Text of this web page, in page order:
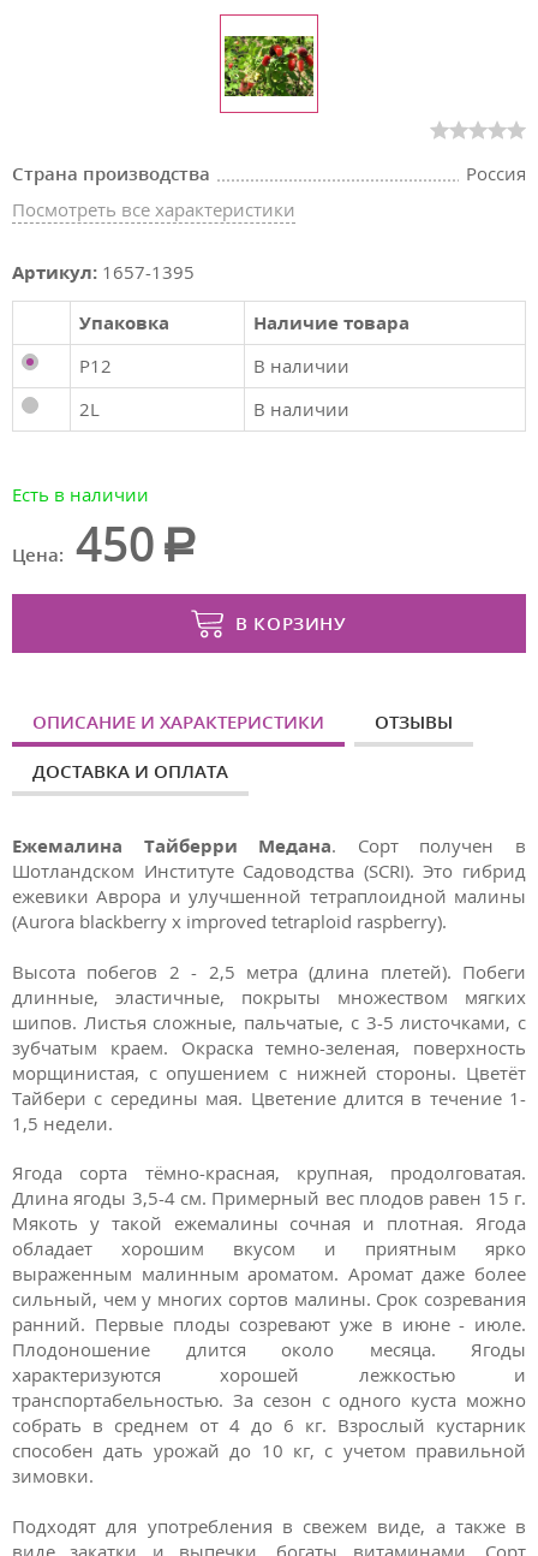
Страна производства
Россия
Посмотреть все характеристики
Артикул: 1657-1395
Упаковка
Наличие товара
P12
В наличии
2L
В наличии
Есть в наличии
Цена: 450
В КОРЗИНУ
ОПИСАНИЕ И ХАРАКТЕРИСТИКИ ОТЗЫВЫ
ДОСТАВКА И ОПЛАТА
Ежемалина Тайберри Медана. Сорт получен в
Шотландском Институте Садоводства (SCRI). Это гибрид
ежевики Аврора и улучшенной тетраплоидной малины
(Aurora blackberry x improved tetraploid raspberry).
Высота побегов 2 - 2,5 метра (длина плетей). Побеги
длинные, эластичные, покрыты множеством мягких
шипов. Листья сложные, пальчатые, с 3-5 листочками, с
зубчатым краем. Окраска темно-зеленая, поверхность
морщинистая, с опушением с нижней стороны. Цветёт
Тайбери с середины мая. Цветение длится в течение 1-
1,5 недели.
Ягода сорта тёмно-красная, крупная, продолговатая.
Длина ягоды 3,5-4 см. Примерный вес плодов равен 15 г.
Мякоть у такой ежемалины сочная и плотная. Ягода
обладает хорошим вкусом и приятным ярко
выраженным малинным ароматом. Аромат даже более
сильный, чем у многих сортов малины. Срок созревания
ранний. Первые плоды созревают уже в июне - июле.
Плодоношение длится около месяца. Ягоды
характеризуются хорошей лежкостью и
транспортабельностью. За сезон с одного куста можно
собрать в среднем от 4 до 6 кг. Взрослый кустарник
способен дать урожай до 10 кг, с учетом правильной
зимовки.
Подходят для употребления в свежем виде, а также в
виде закатки и выпечки, богаты витаминами. Сорт